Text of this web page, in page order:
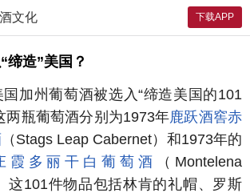
下载APP
文化
缔造”美国？
加州葡萄酒被选入“缔造美国的101
两瓶葡萄酒分别为1973年鹿跃酒窖赤
（Stags Leap Cabernet）和1973年的
霞多丽干白葡萄酒
（Montelena
这101件物品包括林肯的礼帽、罗斯